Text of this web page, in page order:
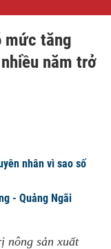
mức tăng
năm trở
nhân vì sao số
- Quảng Ngãi
nông sản xuất